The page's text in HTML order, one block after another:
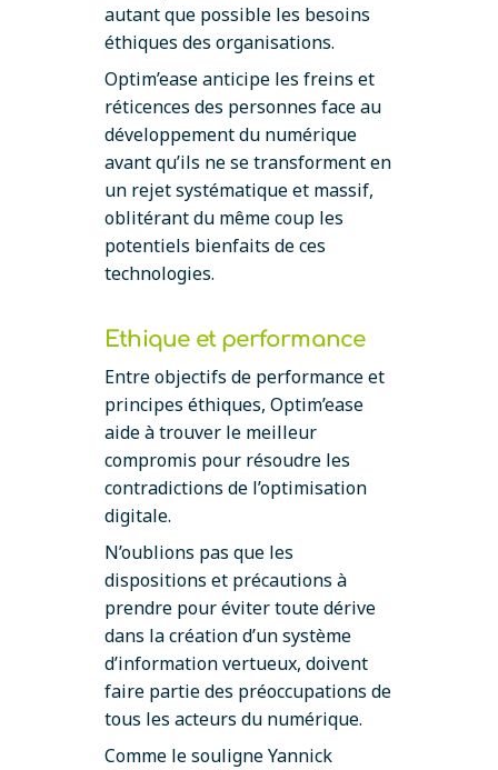
autant que possible les besoins
éthiques des organisations.
Optim’ease anticipe les freins et
réticences des personnes face au
développement du numérique
avant qu’ils ne se transforment en
un rejet systématique et massif,
oblitérant du même coup les
potentiels bienfaits de ces
technologies.
Ethique et performance
Entre objectifs de performance et
principes éthiques, Optim’ease
aide à trouver le meilleur
compromis pour résoudre les
contradictions de l’optimisation
digitale.
N’oublions pas que les
dispositions et précautions à
prendre pour éviter toute dérive
dans la création d’un système
d’information vertueux, doivent
faire partie des préoccupations de
tous les acteurs du numérique.
Comme le souligne Yannick